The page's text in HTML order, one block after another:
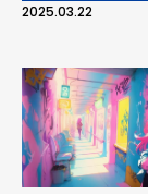
2025.03.22